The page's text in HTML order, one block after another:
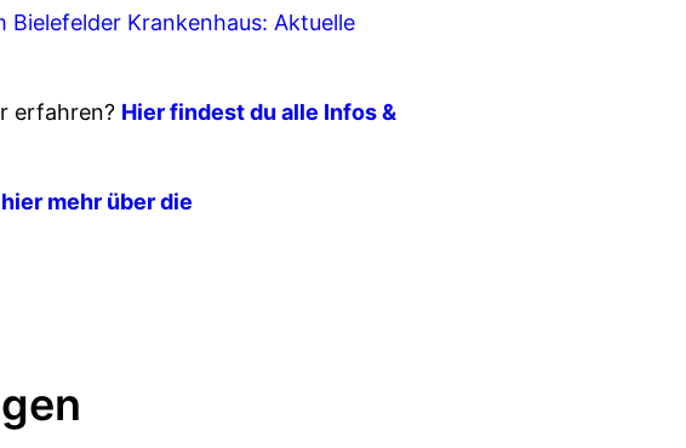
Bielefelder Krankenhaus: Aktuelle
erfahren? Hier findest du alle Infos &
mehr über die